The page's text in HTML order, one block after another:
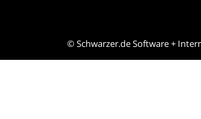
©Schwarzer.de Software +